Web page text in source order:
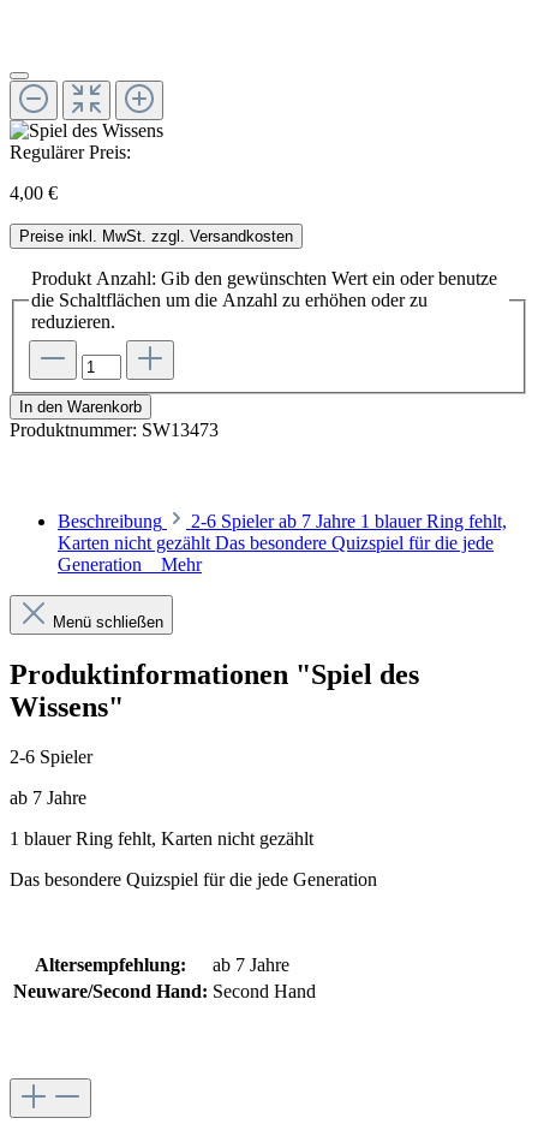
Regulärer Preis:
4,00 €
Preise inkl. MwSt. zzgl. Versandkosten
Produkt Anzahl: Gib den gewünschten Wert ein oder benutze
die Schaltflächen um die Anzahl zu erhöhen oder zu
reduzieren.
In den Warenkorb
Produktnummer: SW13473
Beschreibung
2-6 Spieler ab 7 Jahre 1 blauer Ring fehlt,
Karten nicht gezählt Das besondere Quizspiel für die jede
Generation Mehr
Menü schließen
Produktinformationen "Spiel des
Wissens"
2-6 Spieler
ab 7 Jahre
1 blauer Ring fehlt, Karten nicht gezählt
Das besondere Quizspiel für die jede Generation
Altersempfehlung:
ab 7 Jahre
Neuware/Second Hand: Second Hand